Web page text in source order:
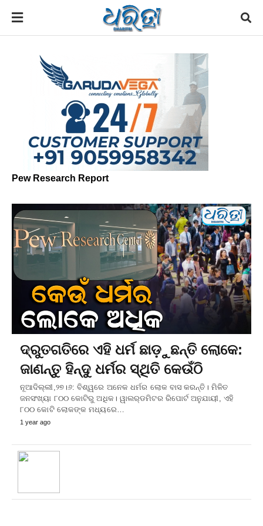
Pew Research Report
ଦ୍ରୁତଗତିରେ ଏହି ଧର୍ମ ଛାଡ଼ୁଛନ୍ତି ଲୋକେ:
ଜାଣନ୍ତୁ ହିନ୍ଦୁ ଧର୍ମର ସ୍ଥିତି କେଉଁଠି
ନୂଆଦିଲ୍ଲୀ,୨୭।୬: ବିଶ୍ୱରେ ଅନେକ ଧର୍ମର ଲୋକ ବାସ କରନ୍ତି। ମିଳିତ
ଜନସଂଖ୍ୟା ୮୦୦ କୋଟିରୁ ଅଧିକ। ୱାଲର୍‌ଡମିଟର ରିପୋର୍ଟ ଅନୁଯାୟୀ, ଏହି
୮୦୦ କୋଟି ଲୋକଙ୍କ ମଧ୍ୟରେ…
1 year ago